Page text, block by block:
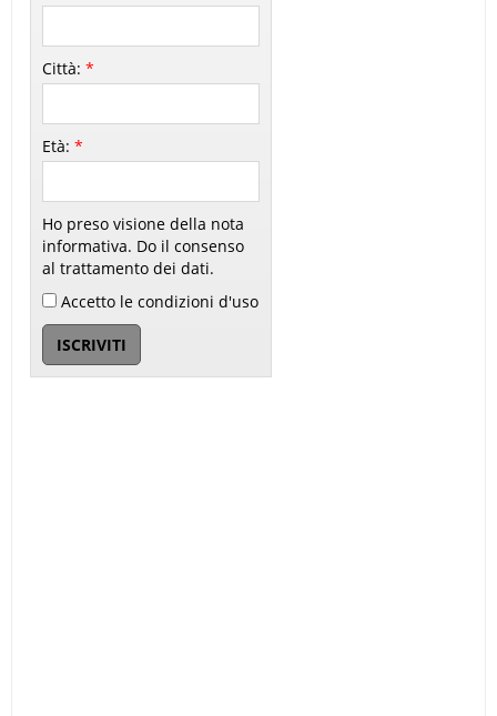
Città:*
Età:*
Ho preso visione della nota
informativa. Do il consenso
al trattamento dei dati.
Accetto le condizioni d'uso